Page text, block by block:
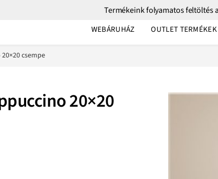
Termékeink folyamatos feltöltés
WEBÁRUHÁZ OUTLET TERMÉKEK
csempe
20×20